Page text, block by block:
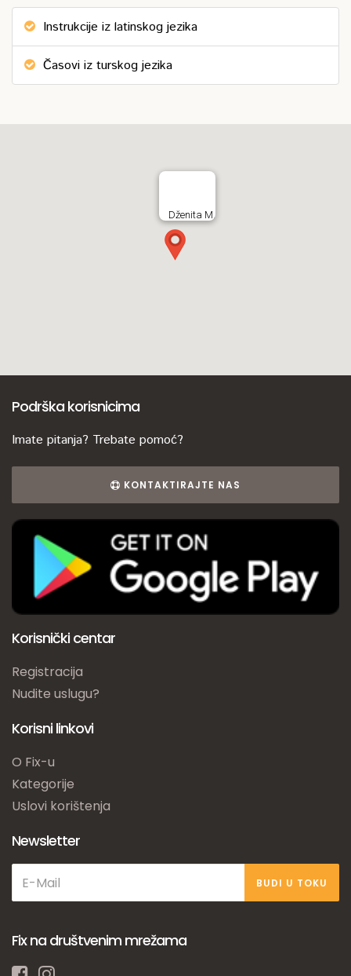
Instrukcije iz latinskog jezika
Časovi iz turskog jezika
Dženita M.
Podrška korisnicima
Imate pitanja? Trebate pomoć?
KONTAKTIRAJTE NAS
Korisnički centar
Registracija
Nudite uslugu?
Korisni linkovi
O Fix-u
Kategorije
Uslovi korištenja
Newsletter
BUDI U TOKU
Fix na društvenim mrežama